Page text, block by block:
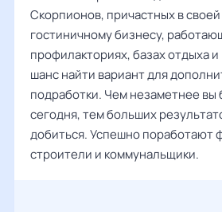
Скорпионов, причастных в
гостиничному бизнесу,
профилакториях, базах отдыха
шанс найти вариант для
подработки. Чем незаметнее вы
сегодня, тем больших
добиться. Успешно поработают
строители и коммунальщики.